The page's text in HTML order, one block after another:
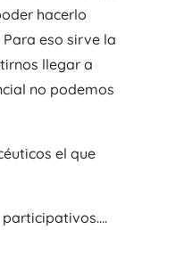
hacerlo
eso sirve la
llegar a
no podemos
el que